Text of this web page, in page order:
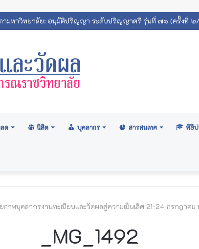
ามหาวิทยาลัย: อนุมัติปริญญา ระดับปริญญาตรี รุ่นที่ ๗๑ (ครั้งที่
ด นิสิต บุคลากร สารสนเทศ พิธี
าพบุคลากรงานทะเบียนและวัดผลสู่ความเป็นเลิศ 21-24 กรกฎาคม
_MG_1492